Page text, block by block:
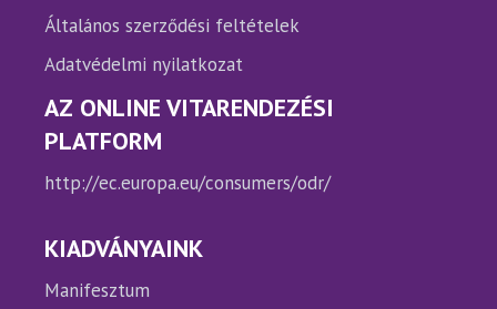
Általános szerződési feltételek
Adatvédelmi nyilatkozat
AZ ONLINE VITARENDEZÉSI
PLATFORM
http://ec.europa.eu/consumers/odr/
KIADVÁNYAINK
Manifesztum